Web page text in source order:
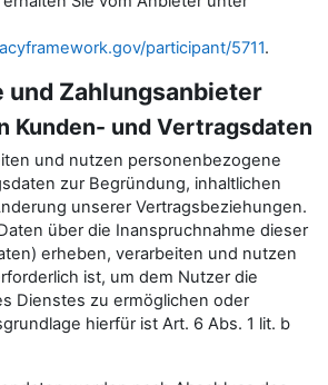
participant/5711.
und Zahlungs­anbieter
Kunden- und Vertragsdaten
und nutzen personenbezogene
zur Begründung, inhaltlichen
unserer Vertragsbeziehungen.
über die Inanspruchnahme dieser
erheben, verarbeiten und nutzen
ist, um dem Nutzer die
Dienstes zu ermöglichen oder
hierfür ist Art. 6 Abs. 1 lit. b